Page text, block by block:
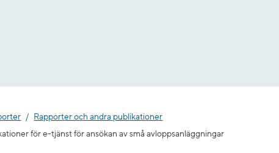
Rapporter och andra publikationer
för e-tjänst för ansökan av små avloppsanläggningar